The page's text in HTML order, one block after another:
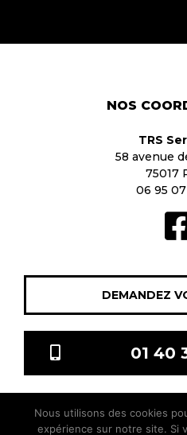
NOS
TRS
58 avenue
75017
06 95
DEMANDEZ
01 40
TRS Services © 2021 Tous
Nous utilisons des cookies
expérience sur notre site. Si